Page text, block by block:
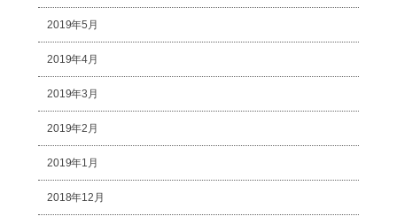
2019年5月
2019年4月
2019年3月
2019年2月
2019年1月
2018年12月